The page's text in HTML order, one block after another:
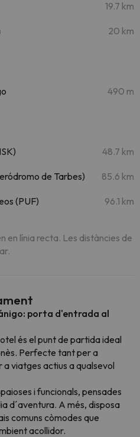
19.7 km
20 km
490 m
48.7 km
de Tarbes) 85.6 km
(PUF) 96.1 km
en línia recta. Les distàncies de
porta d'entrada al
és el punt de partida ideal
Perfecte tant per a
viatges actius a qualsevol
i funcionals, pensades
d´aventura. A més, disposa
comuns còmodes que
acollidor.